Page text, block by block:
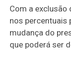
Com a exclusão
nos percentuais
mudança do
que poderá ser